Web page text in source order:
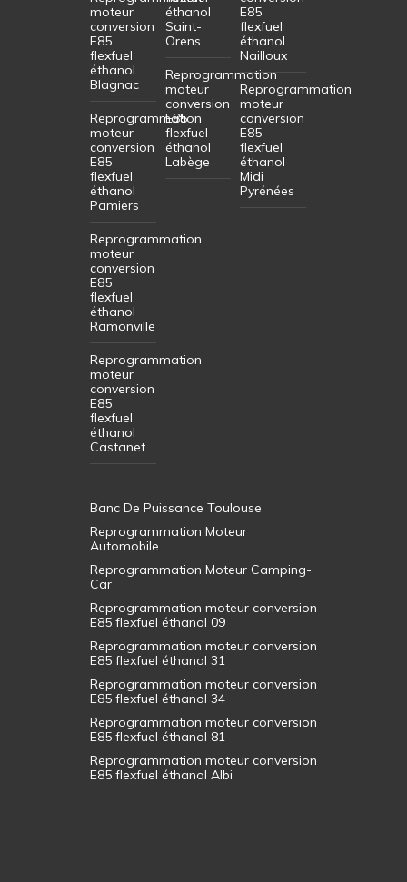
moteur
conversion
E85
flexfuel
éthanol
Blagnac
Reprogrammation
moteur
conversion
E85
flexfuel
éthanol
Pamiers
Reprogrammation
moteur
conversion
E85
flexfuel
éthanol
Ramonville
Reprogrammation
moteur
conversion
E85
flexfuel
éthanol
Castanet
éthanol
Saint-
Orens
Reprogrammation
moteur
conversion
E85
flexfuel
éthanol
Labège
E85
flexfuel
éthanol
Nailloux
Reprogrammation
moteur
conversion
E85
flexfuel
éthanol
Midi
Pyrénées
Banc De Puissance Toulouse
Reprogrammation Moteur
Automobile
Reprogrammation Moteur Camping-
Car
Reprogrammation moteur conversion
E85 flexfuel éthanol 09
Reprogrammation moteur conversion
E85 flexfuel éthanol 31
Reprogrammation moteur conversion
E85 flexfuel éthanol 34
Reprogrammation moteur conversion
E85 flexfuel éthanol 81
Reprogrammation moteur conversion
E85 flexfuel éthanol Albi